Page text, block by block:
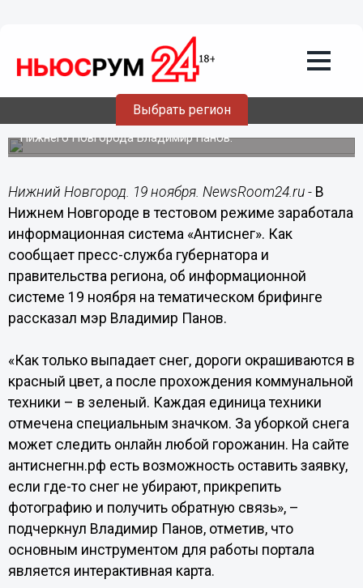
Выбрать регион
Информационная система «Антиснег»
заработала в тестовом режиме в
Нижнем Новгороде
Об этом на тематическом брифинге рассказал мэр
Нижнего Новгорода Владимир Панов.
Нижний Новгород. 19 ноября. NewsRoom24.ru - В
Нижнем Новгороде в тестовом режиме заработала
информационная система «Антиснег». Как
сообщает пресс-служба губернатора и
правительства региона, об информационной
системе 19 ноября на тематическом брифинге
рассказал мэр Владимир Панов.
«Как только выпадает снег, дороги окрашиваются в
красный цвет, а после прохождения коммунальной
техники – в зеленый. Каждая единица техники
отмечена специальным значком. За уборкой снега
может следить онлайн любой горожанин. На сайте
антиснегнн.рф есть возможность оставить заявку,
если где-то снег не убирают, прикрепить
фотографию и получить обратную связь», –
подчеркнул Владимир Панов, отметив, что
основным инструментом для работы портала
является интерактивная карта.